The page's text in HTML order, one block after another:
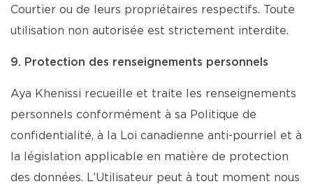
Courtier ou de leurs propriétaires respectifs. Toute
utilisation non autorisée est strictement interdite.
9. Protection des renseignements personnels
Aya Khenissi recueille et traite les renseignements
personnels conformément à sa Politique de
confidentialité, à la Loi canadienne anti-pourriel et à
la législation applicable en matière de protection
des données. L’Utilisateur peut à tout moment nous